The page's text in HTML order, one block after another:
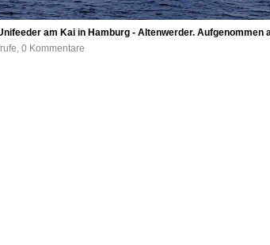
am Kai in Hamburg - Altenwerder. Aufgenommen
0 Kommentare